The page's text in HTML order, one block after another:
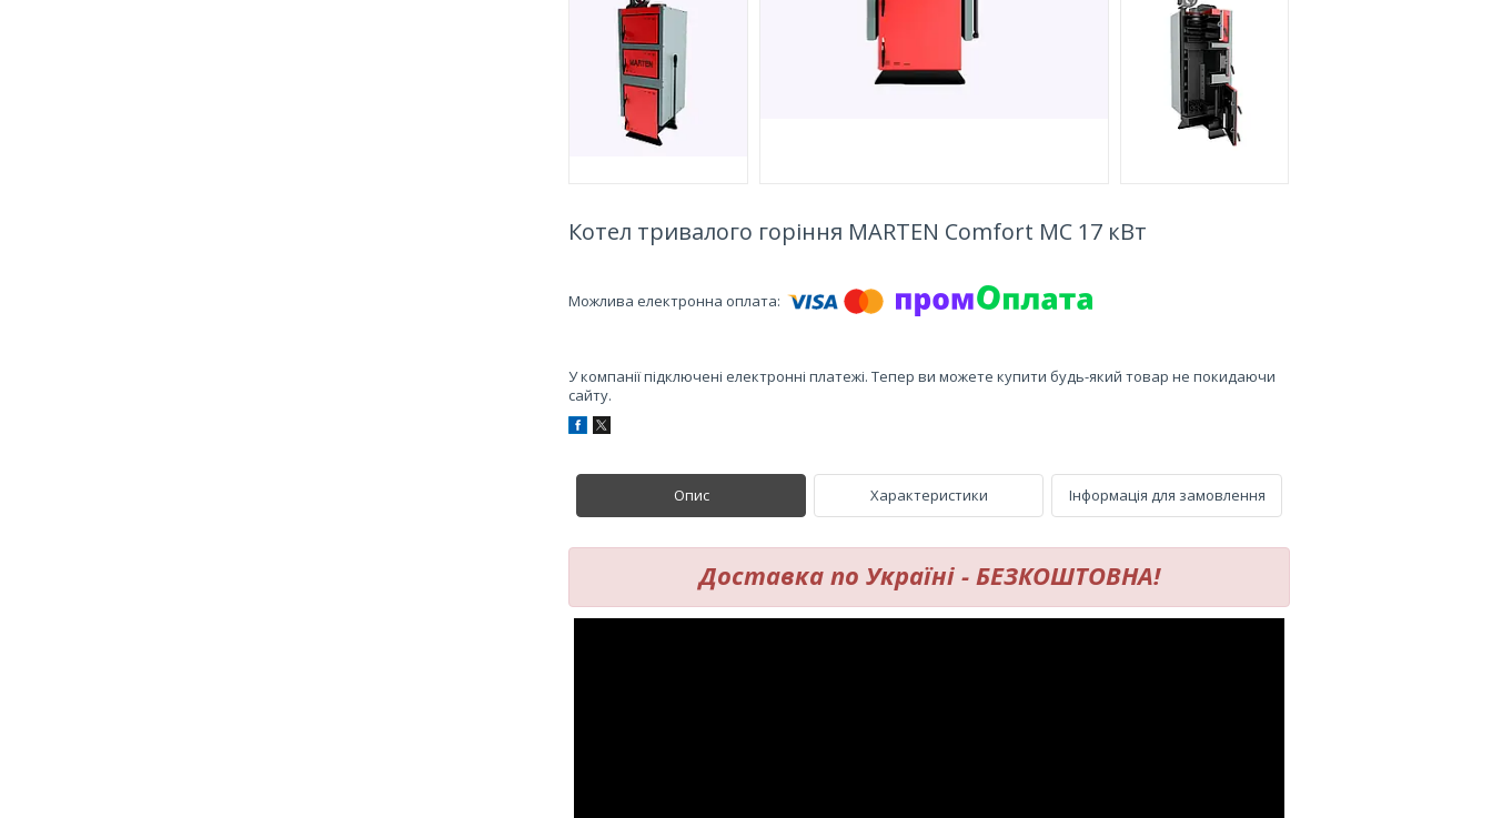
Котел тривалого горіння MARTEN Comfort MC 17 кВт
У компанії підключені електронні платежі. Тепер ви можете купити будь-який товар не покидаючи
сайту.
Опис Характеристики Інформація для замовлення
Доставка по Україні - БЕЗКОШТОВНА!